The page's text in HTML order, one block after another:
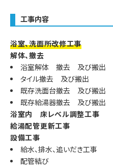
工事内容
浴室、洗面所改修工事
解体、撤去
浴室解体 撤去 及び搬出
タイル撤去 及び搬出
既存洗面台撤去 及び搬出
既存給湯器撤去 及び搬出
浴室内 床レベル調整工事
給湯配管更新工事
設備工事
給水、排水、追いだき工事
配管結び